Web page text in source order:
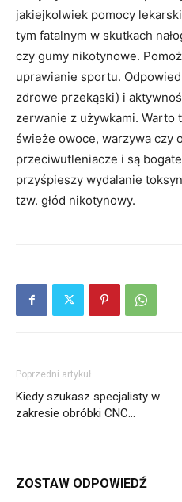
jakiejkolwiek pomocy
tym fatalnym w skutkach
czy gumy nikotynowe.
uprawianie sportu.
zdrowe przekąski) i
zerwanie z używkami. Warto
świeże owoce, warzywa czy
przeciwutleniacze i są
przyśpieszy wydala­nie
tzw. głód nikoty­nowy.
Poprzedni artykuł
Kiedy szukasz specjalisty w
zakresie obróbki CNC…
ZOSTAW ODPOWIEDŹ